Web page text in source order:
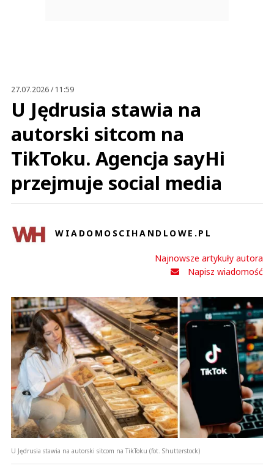
27.07.2026 / 11:59
U Jędrusia stawia na
autorski sitcom na
TikToku. Agencja sayHi
przejmuje social media
WIADOMOSCIHANDLOWE.PL
Najnowsze artykuły autora
Napisz wiadomość
U Jędrusia stawia na autorski sitcom na TikToku (fot. Shutterstock)